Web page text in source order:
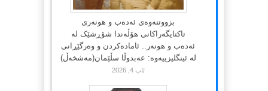
بزووتنەوەی ئەدەب و هونەری
تاکتایگەراکانی هۆڵەندا شۆڕشێک لە
ئەدەب و هونەر.. ئامادەکردن و وەرگێڕانی
لە ئینگلیزییەوە: عەبدوڵا سڵێمان(مەشخەڵ)
ئاب 4, 2026